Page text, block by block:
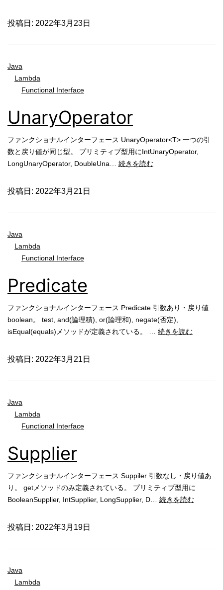
投稿日: 2022年3月23日
Java
Lambda
Functional Interface
UnaryOperator
ファンクショナルインターフェース UnaryOperator<T> 一つの引
数と戻り値が同じ型。 プリミティブ型用にIntUnaryOperator,
LongUnaryOperator, DoubleUna… 続きを読むUnaryOperator
投稿日: 2022年3月21日
Java
Lambda
Functional Interface
Predicate
ファンクショナルインターフェース Predicate 引数あり・戻り値
boolean。 test, and(論理積), or(論理和), negate(否定),
isEqual(equals)メソッドが定義されている。 … 続きを読むPredicate
投稿日: 2022年3月21日
Java
Lambda
Functional Interface
Supplier
ファンクショナルインターフェース Suppiler 引数なし・戻り値あ
り。 getメソッドのみ定義されている。 プリミティブ型用に
BooleanSupplier, IntSupplier, LongSupplier, D… 続きを読むSupplier
投稿日: 2022年3月19日
Java
Lambda